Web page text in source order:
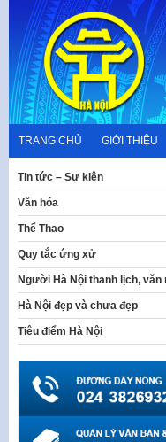
content
TRANG CHỦ GIỚI THIỆU
Tin tức – Sự kiện
Văn hóa
Thể Thao
Quy tắc ứng xử
Người Hà Nội thanh lịch, văn
Hà Nội đẹp và chưa đẹp
Tiêu điểm Hà Nội